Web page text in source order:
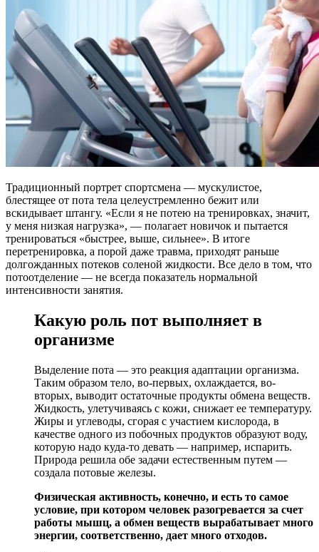
Традиционный портрет спортсмена — мускулистое,
блестящее от пота тела целеустремленно бежит или
вскидывает штангу. «Если я не потею на тренировках, значит,
у меня низкая нагрузка», — полагает новичок и пытается
тренироваться «быстрее, выше, сильнее». В итоге
перетренировка, а порой даже травма, приходят раньше
долгожданных потеков соленой жидкости. Все дело в том, что
потоотделение — не всегда показатель нормальной
интенсивности занятия.
Какую роль пот выполняет в
организме
Выделение пота — это реакция адаптации организма.
Таким образом тело, во-первых, охлаждается, во-
вторых, выводит остаточные продукты обмена веществ.
Жидкость, улетучиваясь с кожи, снижает ее температуру.
Жиры и углеводы, сгорая с участием кислорода, в
качестве одного из побочных продуктов образуют воду,
которую надо куда-то девать — например, испарить.
Природа решила обе задачи естественным путем —
создала потовые железы.
Физическая активность, конечно, и есть то самое
условие, при котором человек разогревается за счет
работы мышц, а обмен веществ вырабатывает много
энергии, соответственно, дает много отходов.